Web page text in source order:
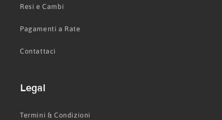
Resi e Cambi
Pagamenti a Rate
Contattaci
Legal
Termini & Condizioni